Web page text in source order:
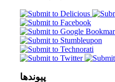
پیوندها